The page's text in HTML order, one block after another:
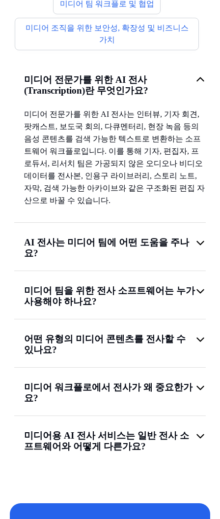
미디어 팀 워크플로 및 협업
미디어 조직을 위한 보안성, 확장성 및 비즈니스
가치
미디어 전문가를 위한 AI 전사
(Transcription)란 무엇인가요?
미디어 전문가를 위한 AI 전사는 인터뷰, 기자 회견,
팟캐스트, 보도국 회의, 다큐멘터리, 현장 녹음 등의
음성 콘텐츠를 검색 가능한 텍스트로 변환하는 소프
트웨어 워크플로입니다. 이를 통해 기자, 편집자, 프
로듀서, 리서치 팀은 가공되지 않은 오디오나 비디오
데이터를 전사본, 인용구 라이브러리, 스토리 노트,
자막, 검색 가능한 아카이브와 같은 구조화된 편집 자
산으로 바꿀 수 있습니다.
AI 전사는 미디어 팀에 어떤 도움을 주나
요?
미디어 팀을 위한 전사 소프트웨어는 누가
사용해야 하나요?
어떤 유형의 미디어 콘텐츠를 전사할 수
있나요?
미디어 워크플로에서 전사가 왜 중요한가
요?
미디어용 AI 전사 서비스는 일반 전사 소
프트웨어와 어떻게 다른가요?